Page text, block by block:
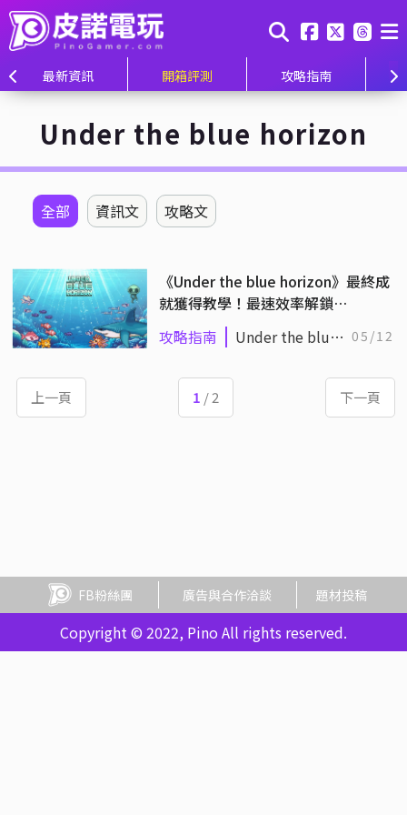
最新資訊 開箱評測 攻略指南
Under the blue horizon
全部 資訊文 攻略文
《Under the blue horizon》最終成
就獲得教學！最速效率解鎖
Rebirth!、Kingdom 成就
攻略指南
Under the blue
05/12
上一頁 1 / 2 下一頁
FB粉絲團 廣告與合作洽談 題材投稿
Copyright © 2022, Pino All rights reserved.